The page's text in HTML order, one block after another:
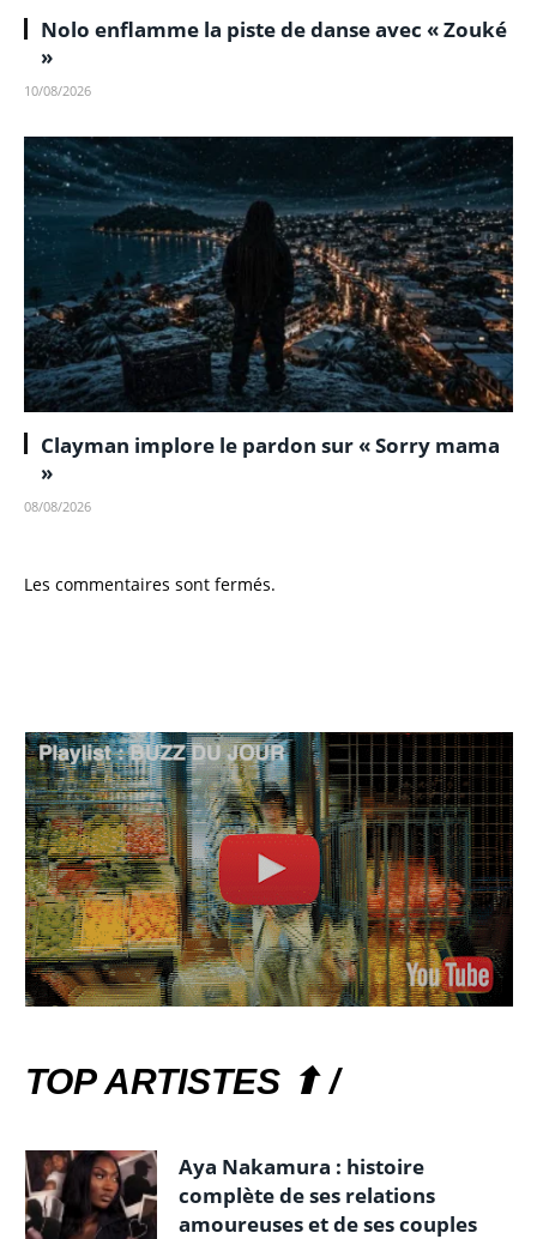
Nolo enflamme la piste de danse avec « Zouké
»
10/08/2026
Clayman implore le pardon sur « Sorry mama
»
08/08/2026
Les commentaires sont fermés.
TOP ARTISTES ⬆ /
Aya Nakamura : histoire
complète de ses relations
amoureuses et de ses couples